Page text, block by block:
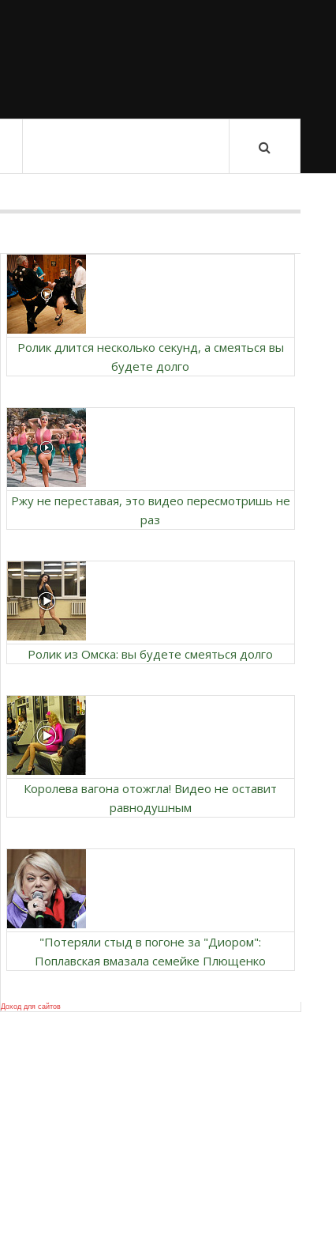
Ролик длится несколько секунд, а смеяться вы
будете долго
Ржу не переставая, это видео пересмотришь не
раз
Ролик из Омска: вы будете смеяться долго
Королева вагона отожгла! Видео не оставит
равнодушным
"Потеряли стыд в погоне за "Диором":
Поплавская вмазала семейке Плющенко
Доход для сайтов